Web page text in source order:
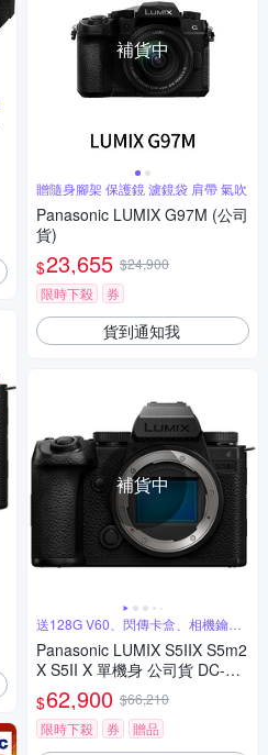
補貨中
贈隨身腳架 保護鏡 濾鏡袋 肩帶 氣吹
Panasonic LUMIX G97M (公司
貨)
$23,655 $24,900
限時下殺
券
貨到通知我
補貨中
送128G V60、閃傳卡盒、相機鑰匙
圈
Panasonic LUMIX S5IIX S5m2
X S5II X 單機身 公司貨 DC-S5
M2X
$62,900 $66,210
限時下殺
券 贈品